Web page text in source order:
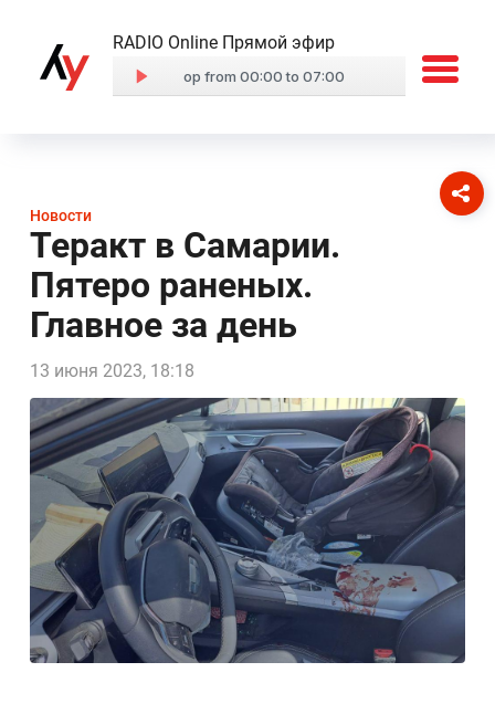
RADIO Online Прямой эфир
Новости
Теракт в Самарии.
Пятеро раненых.
Главное за день
13 июня 2023, 18:18